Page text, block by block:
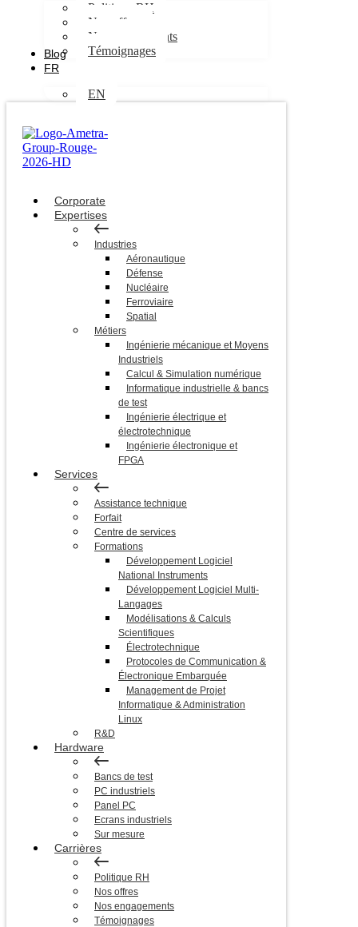
Politique RH
Nos offres
Nos engagements
Témoignages
Blog
FR
EN
Corporate
Expertises
Industries
Aéronautique
Défense
Nucléaire
Ferroviaire
Spatial
Métiers
Ingénierie mécanique et Moyens
Industriels
Calcul & Simulation numérique
Informatique industrielle & bancs
de test
Ingénierie électrique et
électrotechnique
Ingénierie électronique et
FPGA
Services
Assistance technique
Forfait
Centre de services
Formations
Développement Logiciel
National Instruments
Développement Logiciel Multi-
Langages
Modélisations & Calculs
Scientifiques
Électrotechnique
Protocoles de Communication &
Électronique Embarquée
Management de Projet
Informatique & Administration
Linux
R&D
Hardware
Bancs de test
PC industriels
Panel PC
Ecrans industriels
Sur mesure
Carrières
Politique RH
Nos offres
Nos engagements
Témoignages